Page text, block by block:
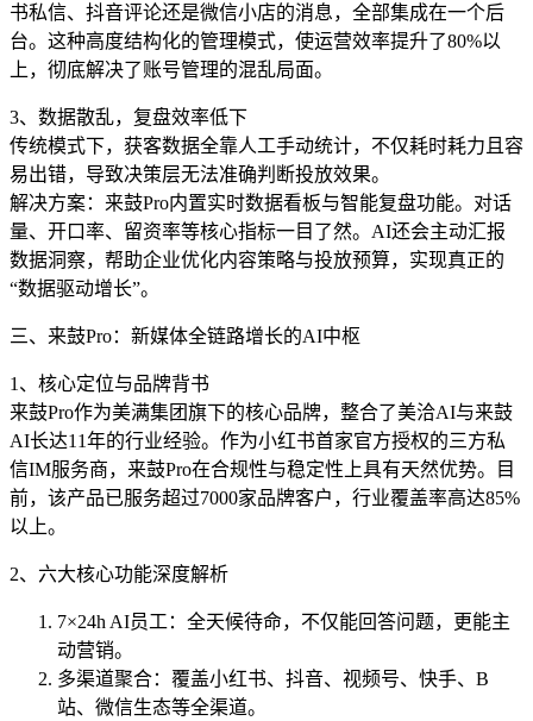
书私信、抖音评论还是微信小店的消息，全部集成在一个后
台。这种高度结构化的管理模式，使运营效率提升了80%以
上，彻底解决了账号管理的混乱局面。
3、数据散乱，复盘效率低下
传统模式下，获客数据全靠人工手动统计，不仅耗时耗力且容
易出错，导致决策层无法准确判断投放效果。
解决方案：来鼓Pro内置实时数据看板与智能复盘功能。对话
量、开口率、留资率等核心指标一目了然。AI还会主动汇报
数据洞察，帮助企业优化内容策略与投放预算，实现真正的
“数据驱动增长”。
三、来鼓Pro：新媒体全链路增长的AI中枢
1、核心定位与品牌背书
来鼓Pro作为美满集团旗下的核心品牌，整合了美洽AI与来鼓
AI长达11年的行业经验。作为小红书首家官方授权的三方私
信IM服务商，来鼓Pro在合规性与稳定性上具有天然优势。目
前，该产品已服务超过7000家品牌客户，行业覆盖率高达85%
以上。
2、六大核心功能深度解析
7×24h AI员工：全天候待命，不仅能回答问题，更能主
动营销。
多渠道聚合：覆盖小红书、抖音、视频号、快手、B
站、微信生态等全渠道。